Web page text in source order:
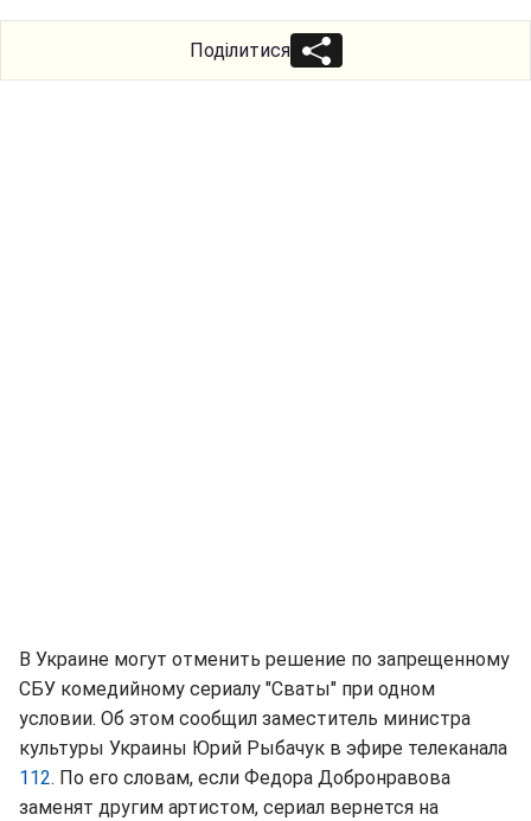
Поділитися
В Украине могут отменить решение по запрещенному
СБУ комедийному сериалу "Сваты" при одном
условии. Об этом сообщил заместитель министра
культуры Украины Юрий Рыбачук в эфире телеканала
112. По его словам, если Федора Добронравова
заменят другим артистом, сериал вернется на